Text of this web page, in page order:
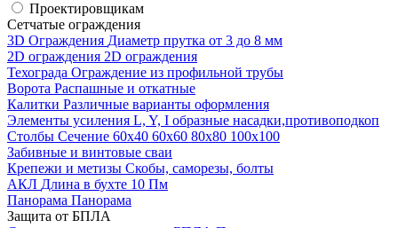
Проектировщикам
Cетчатые ограждения
3D Ограждения Диаметр прутка от 3 до 8 мм
2D ограждения 2D ограждения
Техограда Ограждение из профильной трубы
Ворота Распашные и откатные
Калитки Различные варианты оформления
Элементы усиления L, Y, I образные насадки,противоподкоп
Столбы Сечение 60х40 60х60 80х80 100х100
Забивные и винтовые сваи
Крепежи и метизы Скобы, саморезы, болты
АКЛ Длина в бухте 10 Пм
Панорама Панорама
Защита от БПЛА